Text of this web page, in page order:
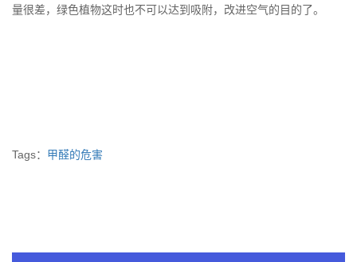
量很差，绿色植物这时也不可以达到吸附，改进空气的目的了。
Tags： 甲醛的危害